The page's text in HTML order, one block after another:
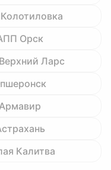
Орск
Ларс
Калитва